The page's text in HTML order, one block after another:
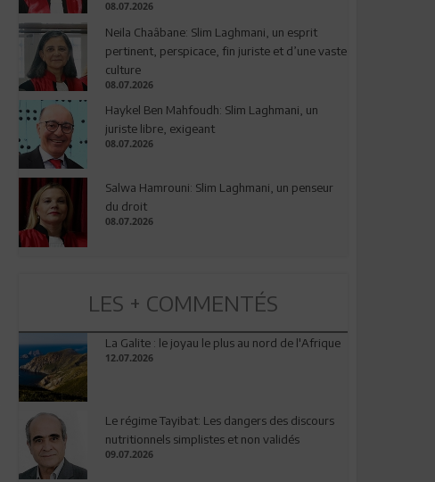
08.07.2026
Neila Chaâbane: Slim Laghmani, un esprit
pertinent, perspicace, fin juriste et d’une vaste
culture
08.07.2026
Haykel Ben Mahfoudh: Slim Laghmani, un
juriste libre, exigeant
08.07.2026
Salwa Hamrouni: Slim Laghmani, un penseur
du droit
08.07.2026
LES + COMMENTÉS
La Galite : le joyau le plus au nord de l'Afrique
12.07.2026
Le régime Tayibat: Les dangers des discours
nutritionnels simplistes et non validés
09.07.2026